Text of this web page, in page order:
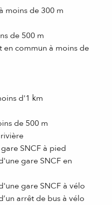
moins de 300 m
de 500 m
commun à moins de
d'1 km
de 500 m
SNCF à pied
gare SNCF en
gare SNCF à vélo
arrêt de bus à vélo